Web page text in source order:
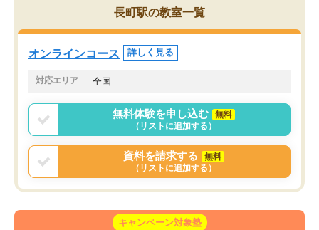
チングのおかげで、停滞期もモチベー
ションを維持できました。「やらされ
る勉強」から「目標のための勉強」へ
意識が変わったことが、目標校への合
た。自分から学ぶ姿勢を
長町駅の教室一覧
オンラインコース 詳しく見る
対応エリア 全国
無料体験を申し込む
無料
（リストに追加する）
資料を請求する
無料
（リストに追加する）
キャンペーン対象塾